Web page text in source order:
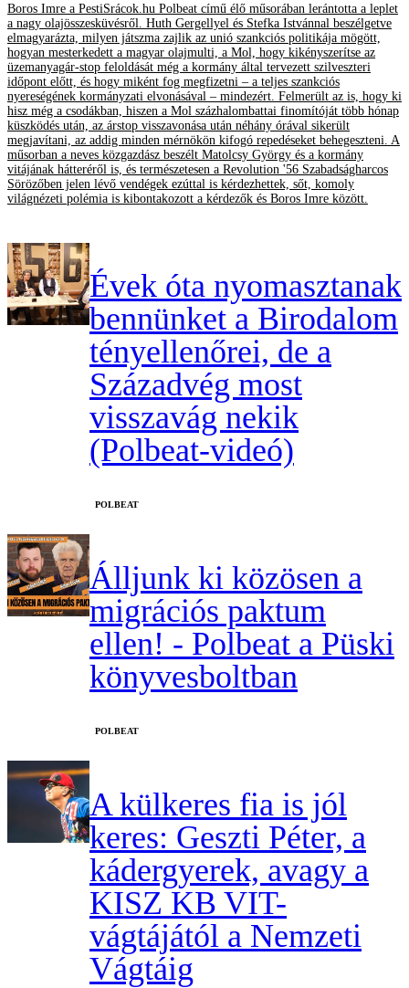
Boros Imre a PestiSrácok.hu Polbeat című élő műsorában lerántotta a leplet
a nagy olajösszesküvésről. Huth Gergellyel és Stefka Istvánnal beszélgetve
elmagyarázta, milyen játszma zajlik az unió szankciós politikája mögött,
hogyan mesterkedett a magyar olajmulti, a Mol, hogy kikényszerítse az
üzemanyagár-stop feloldását még a kormány által tervezett szilveszteri
időpont előtt, és hogy miként fog megfizetni – a teljes szankciós
nyereségének kormányzati elvonásával – mindezért. Felmerült az is, hogy ki
hisz még a csodákban, hiszen a Mol százhalombattai finomítóját több hónap
küszködés után, az árstop visszavonása után néhány órával sikerült
megjavítani, az addig minden mérnökön kifogó repedéseket behegeszteni. A
műsorban a neves közgazdász beszélt Matolcsy György és a kormány
vitájának hátteréről is, és természetesen a Revolution '56 Szabadságharcos
Sörözőben jelen lévő vendégek ezúttal is kérdezhettek, sőt, komoly
világnézeti polémia is kibontakozott a kérdezők és Boros Imre között.
Évek óta nyomasztanak
bennünket a Birodalom
tényellenőrei, de a
Századvég most
visszavág nekik
(Polbeat-videó)
‎POLBEAT
Álljunk ki közösen a
migrációs paktum
ellen! - Polbeat a Püski
könyvesboltban
‎POLBEAT
A külkeres fia is jól
keres: Geszti Péter, a
kádergyerek, avagy a
KISZ KB VIT-
vágtájától a Nemzeti
Vágtáig